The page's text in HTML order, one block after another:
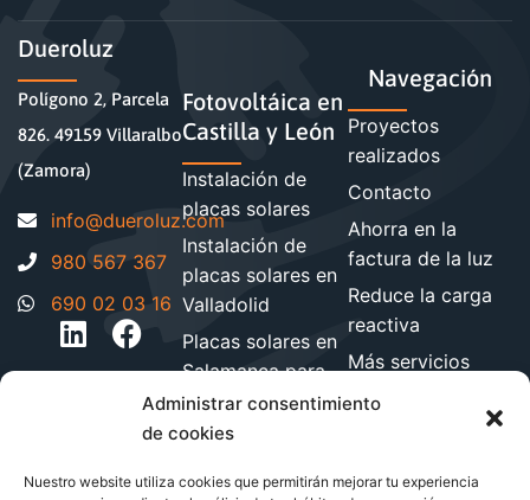
Administrar consentimiento
de cookies
Nuestro website utiliza cookies que permitirán mejorar tu experiencia
Dueroluz
Polígono 2, Parcela
826. 49159 Villaralbo
(Zamora)
moc.zuloreud@ofni
980 567 367
690 02 03 16
Fotovoltáica en
Castilla y León
Instalación de
placas solares
Instalación de
placas solares en
Valladolid
Placas solares en
Salamanca para
hogares y
empresa
Navegación
Proyectos
realizados
Contacto
Ahorra en la
factura de la luz
Reduce la carga
reactiva
Más servicios
energéticos
Blog de energía y